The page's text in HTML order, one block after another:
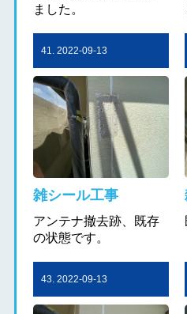
ました。
41. 2022-09-13
雑シール工事
アンテナ撤去跡、既存
の状態です。
43. 2022-09-13